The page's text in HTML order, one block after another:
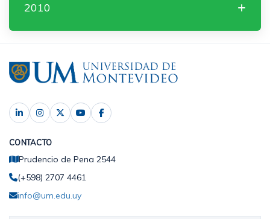
2010
CONTACTO
Prudencio de Pena 2544
(+598) 2707 4461
info@um.edu.uy